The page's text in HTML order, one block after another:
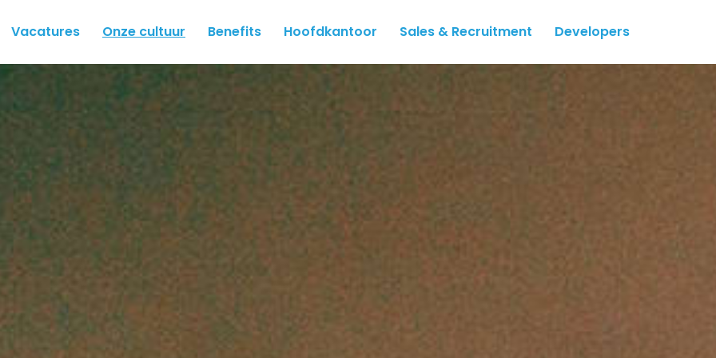
Vacatures Onze cultuur Benefits Hoofdkantoor Sales & Recruitment Developers